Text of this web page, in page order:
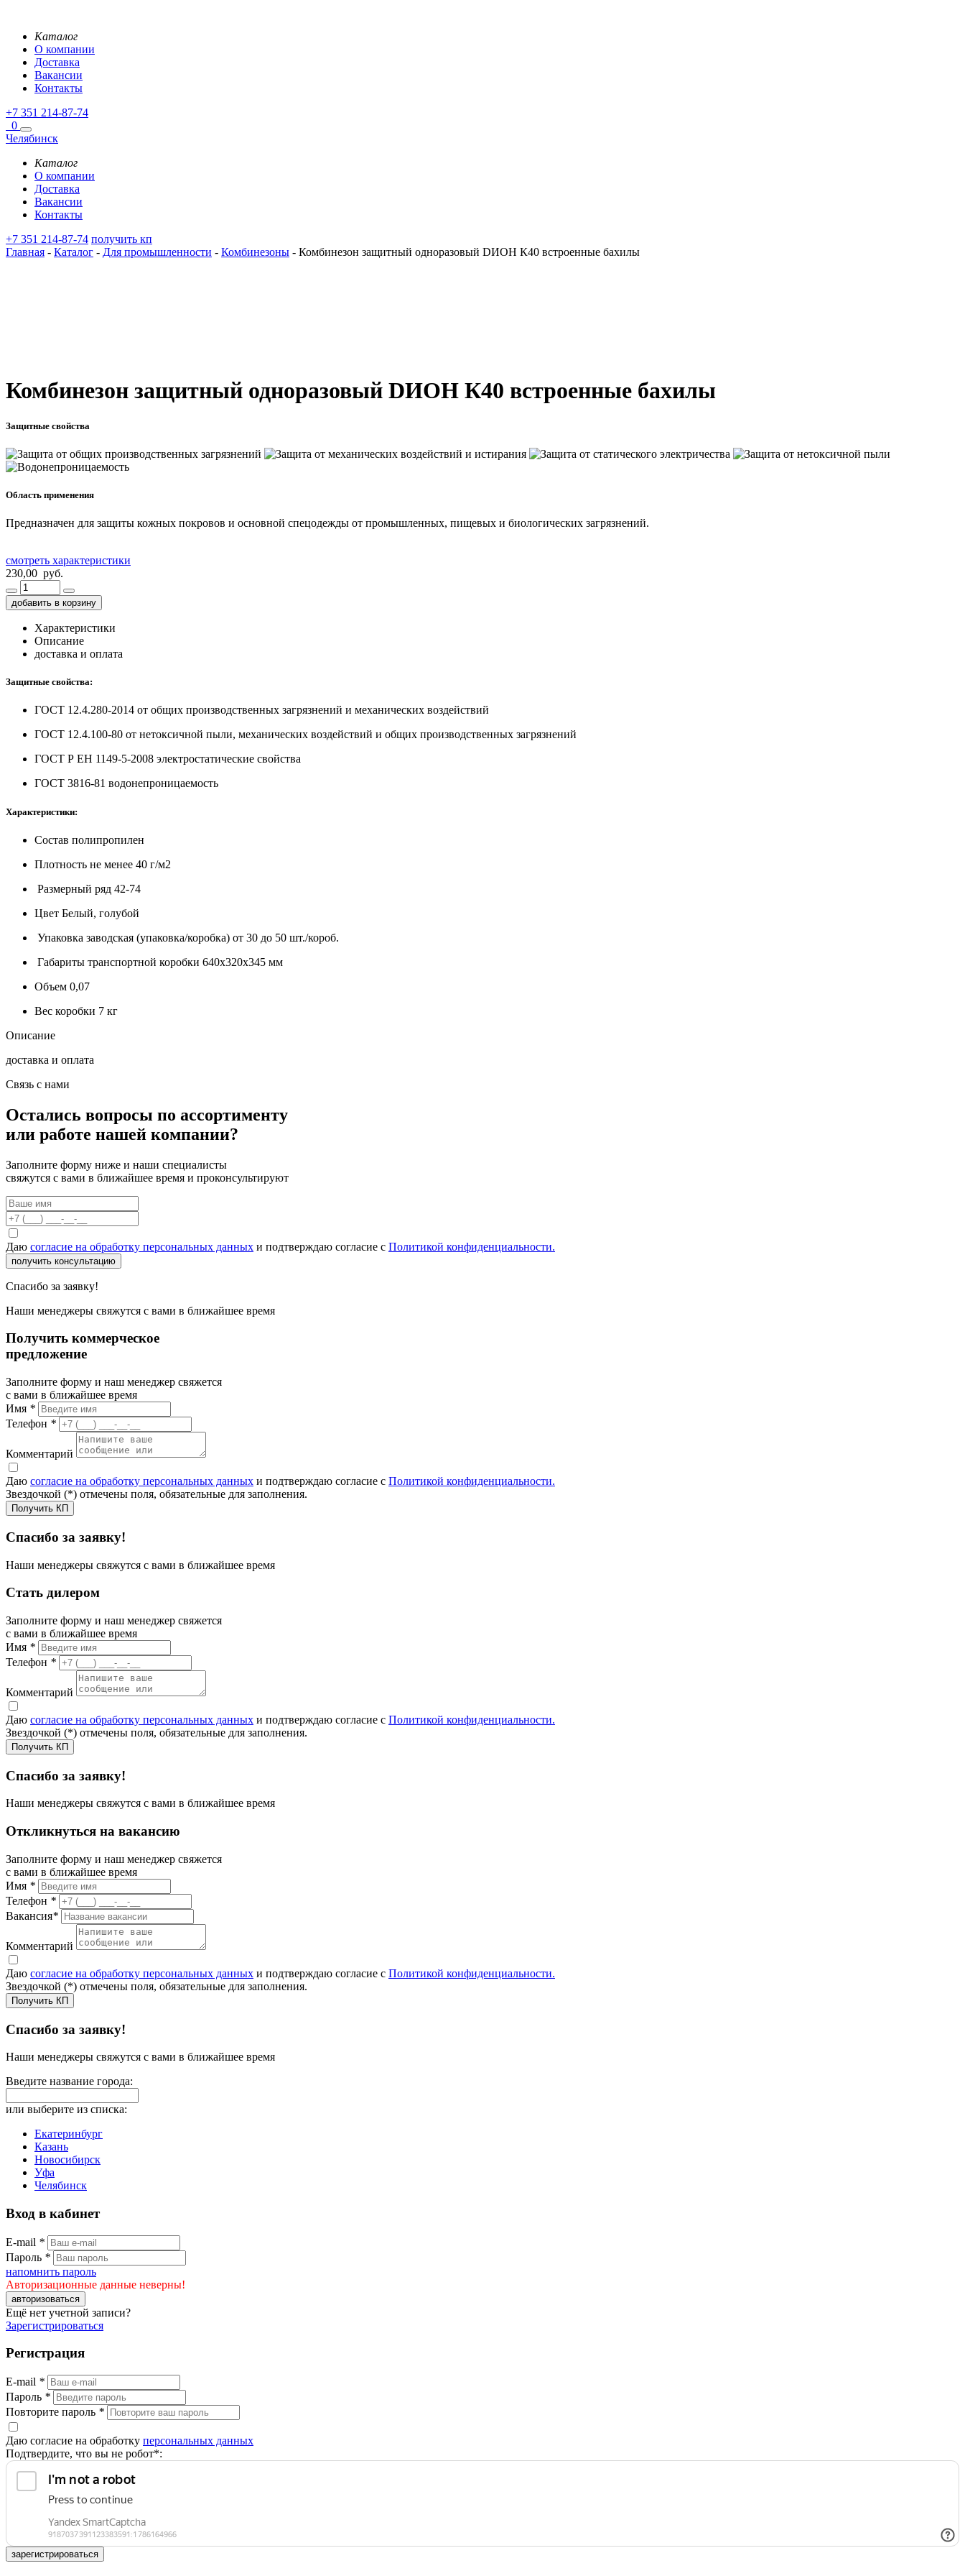
Каталог
О компании
Доставка
Вакансии
Контакты
+7 351 214-87-74
0
Челябинск
Каталог
О компании
Доставка
Вакансии
Контакты
+7 351 214-87-74 получить кп
Главная - Каталог - Для промышленности - Комбинезоны - Комбинезон защитный одноразовый DИОН К40 встроенные бахилы
Комбинезон защитный одноразовый DИОН К40 встроенные бахилы
Защитные свойства
Область применения
Предназначен для защиты кожных покровов и основной спецодежды от промышленных, пищевых и биологических загрязнений.
смотреть характеристики
230,00 руб.
добавить в корзину
Характеристики
Описание
доставка и оплата
Защитные свойства:
ГОСТ 12.4.280-2014 от общих производственных загрязнений и механических воздействий
ГОСТ 12.4.100-80 от нетоксичной пыли, механических воздействий и общих производственных загрязнений
ГОСТ Р ЕН 1149-5-2008 электростатические свойства
ГОСТ 3816-81 водонепроницаемость
Характеристики:
Состав полипропилен
Плотность не менее 40 г/м2
Размерный ряд 42-74
Цвет Белый, голубой
Упаковка заводская (упаковка/коробка) от 30 до 50 шт./короб.
Габариты транспортной коробки 640х320х345 мм
Объем 0,07
Вес коробки 7 кг
Описание
доставка и оплата
Связь с нами
Остались вопросы по ассортименту
или работе нашей компании?
Заполните форму ниже и наши специалисты
свяжутся с вами в ближайшее время и проконсультируют
Даю согласие на обработку персональных данных и подтверждаю согласие с Политикой конфиденциальности.
получить консультацию
Спасибо за заявку!
Наши менеджеры свяжутся с вами в ближайшее время
Получить коммерческое
предложение
Заполните форму и наш менеджер свяжется
с вами в ближайшее время
Имя *
Телефон *
Комментарий
Даю согласие на обработку персональных данных и подтверждаю согласие с Политикой конфиденциальности.
Звездочкой (*) отмечены поля, обязательные для заполнения.
Получить КП
Спасибо за заявку!
Наши менеджеры свяжутся с вами в ближайшее время
Стать дилером
Заполните форму и наш менеджер свяжется
с вами в ближайшее время
Имя *
Телефон *
Комментарий
Даю согласие на обработку персональных данных и подтверждаю согласие с Политикой конфиденциальности.
Звездочкой (*) отмечены поля, обязательные для заполнения.
Получить КП
Спасибо за заявку!
Наши менеджеры свяжутся с вами в ближайшее время
Откликнуться на вакансию
Заполните форму и наш менеджер свяжется
с вами в ближайшее время
Имя *
Телефон *
Вакансия*
Комментарий
Даю согласие на обработку персональных данных и подтверждаю согласие с Политикой конфиденциальности.
Звездочкой (*) отмечены поля, обязательные для заполнения.
Получить КП
Спасибо за заявку!
Наши менеджеры свяжутся с вами в ближайшее время
Введите название города:
или выберите из списка:
Екатеринбург
Казань
Новосибирск
Уфа
Челябинск
Вход в кабинет
E-mail *
Пароль *
напомнить пароль
Авторизационные данные неверны!
авторизоваться
Ещё нет учетной записи?
Зарегистрироваться
Регистрация
E-mail *
Пароль *
Повторите пароль *
Даю согласие на обработку персональных данных
Подтвердите, что вы не робот*:
зарегистрироваться